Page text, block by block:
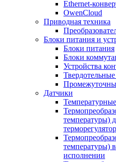
Ethernet-
OwenCloud
Приводная техника
Блоки питания и
Блоки питания
Блоки
Устройства
Твердотельные
Датчики
температуры)
температуры)
исполнении